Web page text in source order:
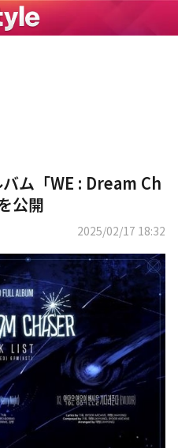
ム「WE : Dream Ch
公開
2025/02/17 18:32